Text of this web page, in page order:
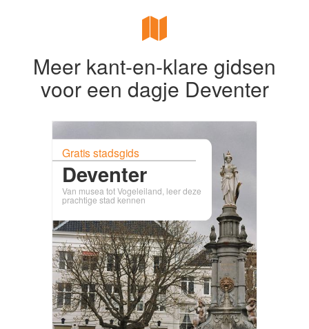
Meer kant-en-klare gidsen
voor een dagje Deventer
Gratis stadsgids
Deventer
Van musea tot Vogeleiland, leer deze
prachtige stad kennen